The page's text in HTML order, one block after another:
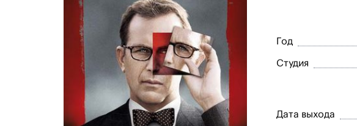
Год
Студия
Дата выхода